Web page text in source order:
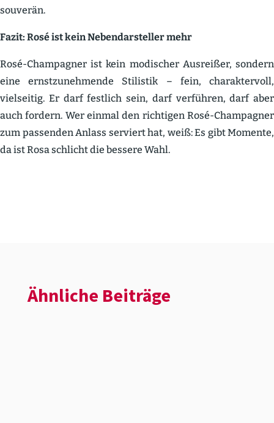
souverän.
Fazit: Rosé ist kein Neben­dar­steller mehr
Rosé-Champagner ist kein modischer Ausreißer, sondern
eine ernst­zu­neh­mende Stilistik – fein, charak­tervoll,
vielseitig. Er darf festlich sein, darf verführen, darf aber
auch fordern. Wer einmal den richtigen Rosé-Champagner
zum passenden Anlass serviert hat, weiß: Es gibt Momente,
da ist Rosa schlicht die bessere Wahl.
Ähnliche Beiträge